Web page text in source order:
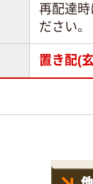
再配達時
ださい。
置き配(